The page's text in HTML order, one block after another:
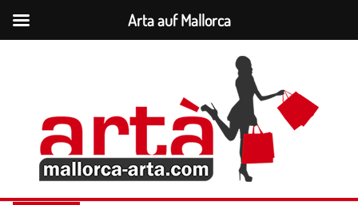
Arta auf Mallorca